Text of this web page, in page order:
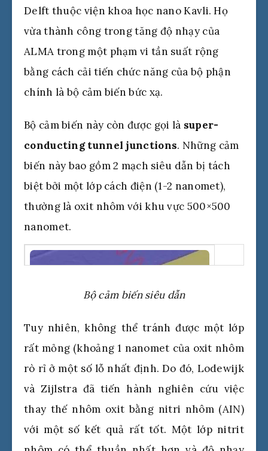
Delft thuộc viện khoa học nano Kavli. Họ
vừa thành công trong tăng độ nhạy của
ALMA trong một phạm vi tần suất rộng
bằng cách cải tiến chức năng của bộ phận
chính là bộ cảm biến bức xạ.
Bộ cảm biến này còn được gọi là super-
conducting tunnel junctions. Những cảm
biến này bao gồm 2 mạch siêu dẫn bị tách
biệt bởi một lớp cách điện (1-2 nanomet),
thường là oxit nhôm với khu vực 500×500
nanomet.
Bộ cảm biến siêu dẫn
Tuy nhiên, không thể tránh được một lớp
rất mỏng (khoảng 1 nanomet của oxit nhôm
rò rỉ ở một số lỗ nhất định. Do đó, Lodewijk
và Zijlstra đã tiến hành nghiên cứu việc
thay thế nhôm oxit bằng nitri nhôm (AIN)
với một số kết quả rất tốt. Một lớp nitrit